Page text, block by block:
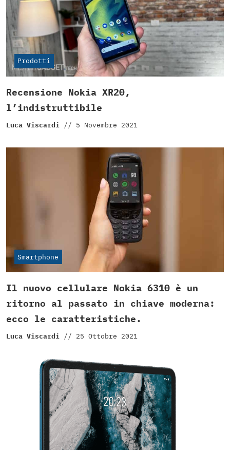
Prodotti
Recensione Nokia XR20,
l’indistruttibile
Luca Viscardi // 5 Novembre 2021
Smartphone
Il nuovo cellulare Nokia 6310 è un
ritorno al passato in chiave moderna:
ecco le caratteristiche.
Luca Viscardi // 25 Ottobre 2021